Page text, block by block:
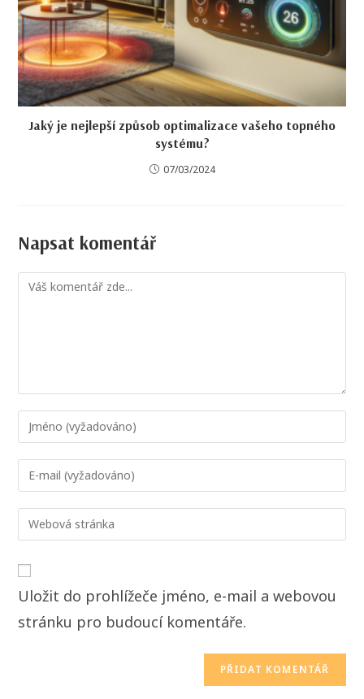
Jaký je nejlepší způsob optimalizace vašeho topného
systému?
07/03/2024
Napsat komentář
Uložit do prohlížeče jméno, e-mail a webovou
stránku pro budoucí komentáře.